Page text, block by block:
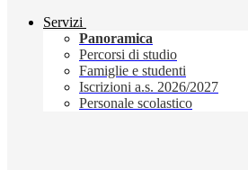
Servizi
Panoramica
Percorsi di studio
Famiglie e studenti
Iscrizioni a.s. 2026/2027
Personale scolastico